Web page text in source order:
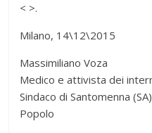
< >.
Milano, 14\12\2015
Massimiliano Voza
Medico e attivista dei
Sindaco di Santomenna
Popolo